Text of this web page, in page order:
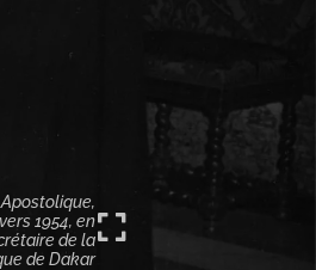
1954, en
de la
de Dakar